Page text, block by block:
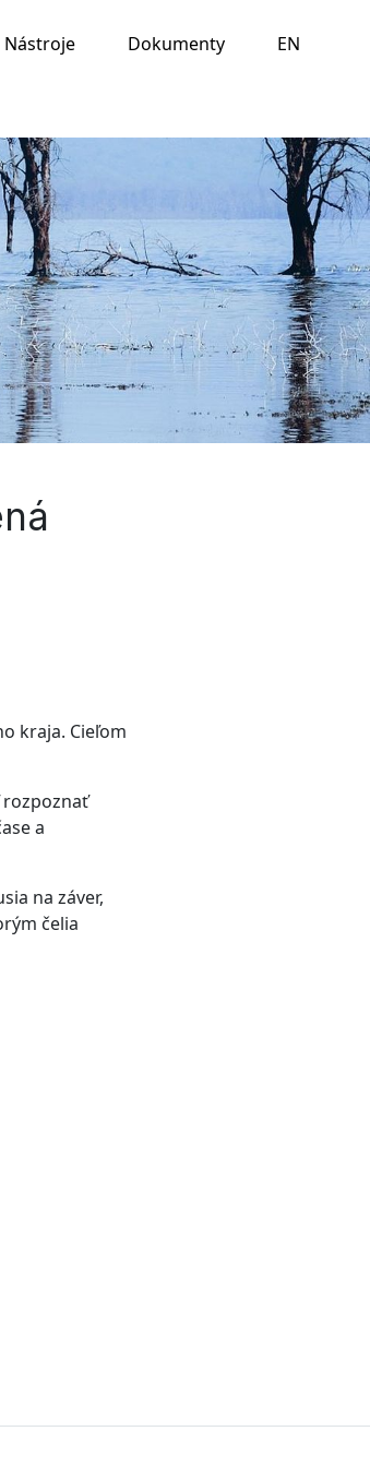
interakcií
Nástroje Dokumenty EN
kraja. Cieľom
rozpoznať
a
na záver,
čelia